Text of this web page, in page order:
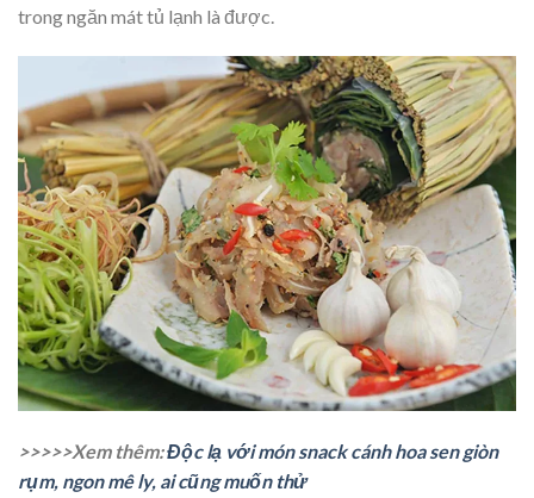
trong ngăn mát tủ lạnh là được.
>>>>>Xem thêm:Độc lạ với món snack cánh hoa sen giòn
rụm, ngon mê ly, ai cũng muốn thử